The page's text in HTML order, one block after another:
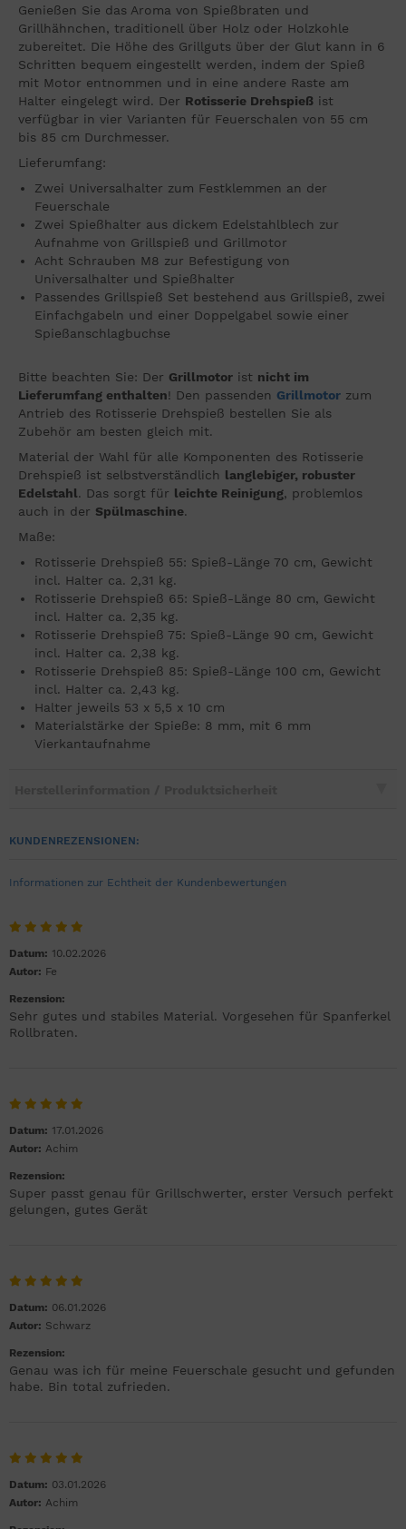
Genießen Sie das Aroma von Spießbraten und
Grillhähnchen, traditionell über Holz oder Holzkohle
zubereitet. Die Höhe des Grillguts über der Glut kann in 6
Schritten bequem eingestellt werden, indem der Spieß
mit Motor entnommen und in eine andere Raste am
Halter eingelegt wird. Der Rotisserie Drehspieß ist
verfügbar in vier Varianten für Feuerschalen von 55 cm
bis 85 cm Durchmesser.
Lieferumfang:
Zwei Universalhalter zum Festklemmen an der
Feuerschale
Zwei Spießhalter aus dickem Edelstahlblech zur
Aufnahme von Grillspieß und Grillmotor
Acht Schrauben M8 zur Befestigung von
Universalhalter und Spießhalter
Passendes Grillspieß Set bestehend aus Grillspieß, zwei
Einfachgabeln und einer Doppelgabel sowie einer
Spießanschlagbuchse
Bitte beachten Sie: Der Grillmotor ist nicht im
Lieferumfang enthalten! Den passenden Grillmotor zum
Antrieb des Rotisserie Drehspieß bestellen Sie als
Zubehör am besten gleich mit.
Material der Wahl für alle Komponenten des Rotisserie
Drehspieß ist selbstverständlich langlebiger, robuster
Edelstahl. Das sorgt für leichte Reinigung, problemlos
auch in der Spülmaschine.
Maße:
Rotisserie Drehspieß 55: Spieß-Länge 70 cm, Gewicht
incl. Halter ca. 2,31 kg.
Rotisserie Drehspieß 65: Spieß-Länge 80 cm, Gewicht
incl. Halter ca. 2,35 kg.
Rotisserie Drehspieß 75: Spieß-Länge 90 cm, Gewicht
incl. Halter ca. 2,38 kg.
Rotisserie Drehspieß 85: Spieß-Länge 100 cm, Gewicht
incl. Halter ca. 2,43 kg.
Halter jeweils 53 x 5,5 x 10 cm
Materialstärke der Spieße: 8 mm, mit 6 mm
Vierkantaufnahme
KUNDENREZENSIONEN:
Informationen zur Echtheit der Kundenbewertungen
Datum: 10.02.2026
Autor: Fe
Rezension:
Sehr gutes und stabiles Material. Vorgesehen für Spanferkel
Rollbraten.
Datum: 17.01.2026
Autor: Achim
Rezension:
Super passt genau für Grillschwerter, erster Versuch perfekt
gelungen, gutes Gerät
Datum: 06.01.2026
Autor: Schwarz
Rezension:
Genau was ich für meine Feuerschale gesucht und gefunden
habe. Bin total zufrieden.
Datum: 03.01.2026
Autor: Achim